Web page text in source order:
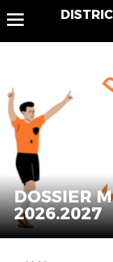
DOSSIER
2026.2027